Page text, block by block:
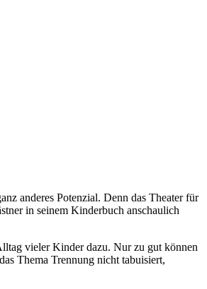
anderes Potenzial. Denn das Theater für
in seinem Kinderbuch anschaulich
vieler Kinder dazu. Nur zu gut können
Thema Trennung nicht tabuisiert,